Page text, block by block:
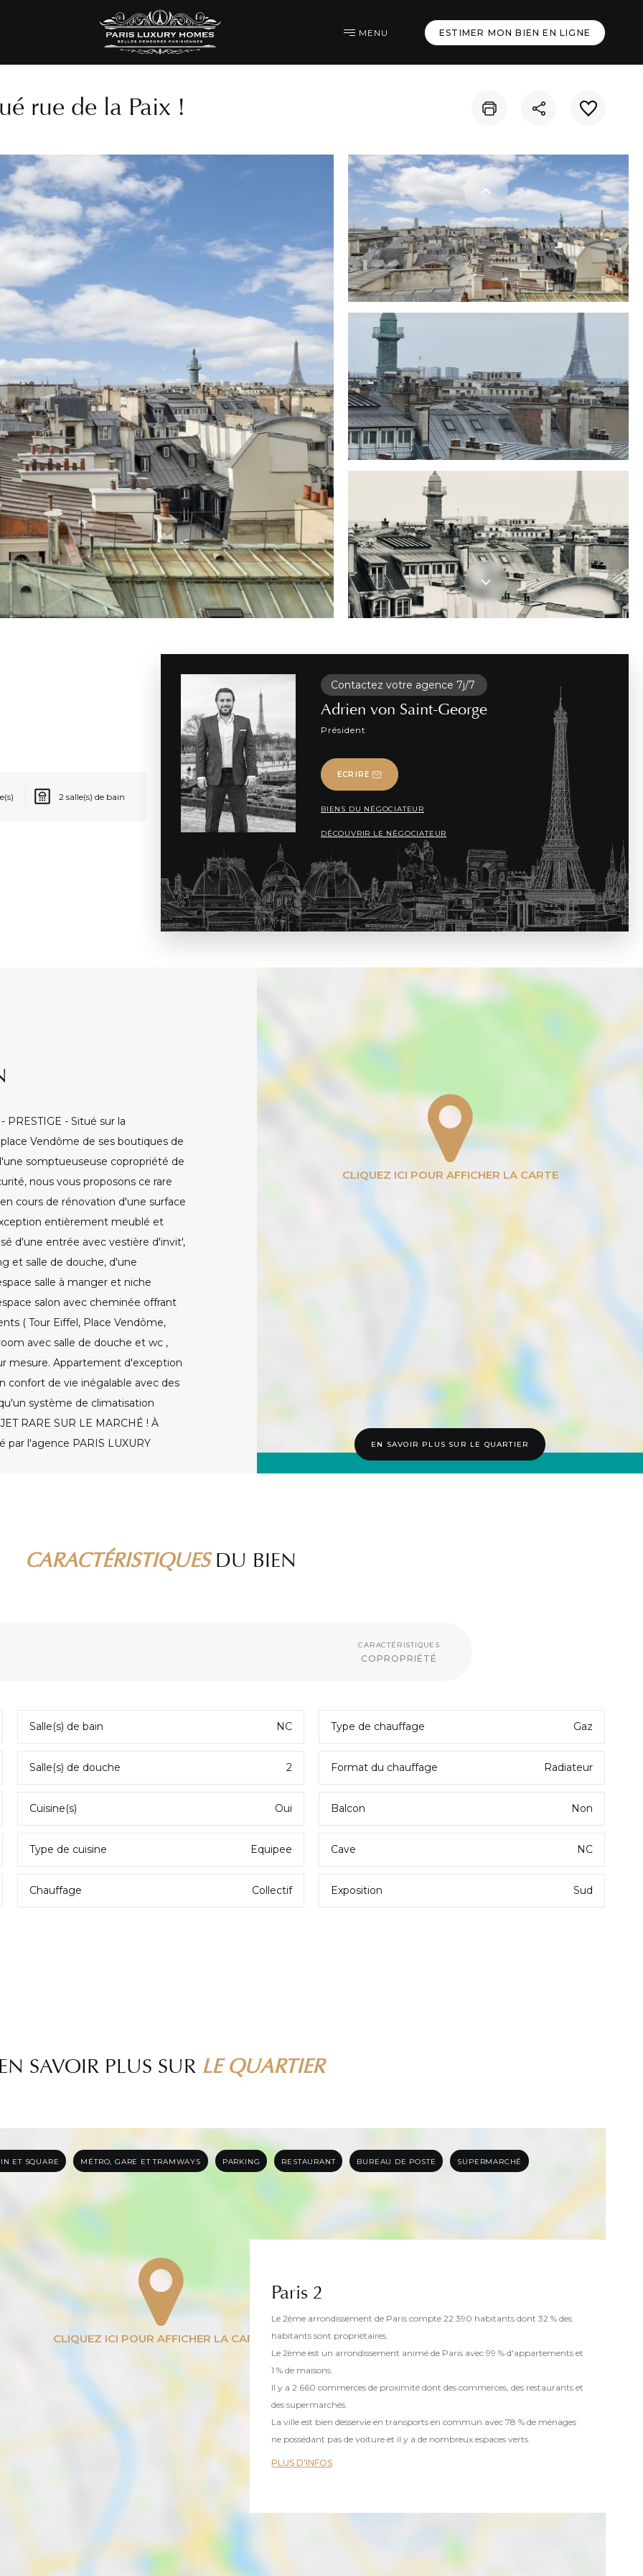
LA JOIE DE VIVRE À PARIS
aménager sa terrasse cet été
ACTUALITÉS IMMOBILIÈRES
Les prix continuent de
ski françaises
raisons d’acheter même avec
MENU ESTIMER MON BIEN EN LIGNE
rue de la Paix !
2 salle(s) de bain
Contactez votre agence 7j/7
Adrien von Saint-George
Président
ECRIRE
BIENS DU NÉGOCIATEUR
DÉCOUVRIR LE NÉGOCIATEUR
PRESTIGE - Situé sur la
Vendôme de ses boutiques de
somptueuseuse copropriété de
nous vous proposons ce rare
cours de rénovation d'une surface
entièrement meublé et
d'une entrée avec vestière d'invit',
et salle de douche, d'une
salle à manger et niche
salon avec cheminée offrant
( Tour Eiffel, Place Vendôme,
avec salle de douche et wc ,
mesure. Appartement d'exception
confort de vie inégalable avec des
système de climatisation
RARE SUR LE MARCHÉ ! À
par l'agence PARIS LUXURY
EN SAVOIR PLUS SUR LE QUARTIER
CARACTÉRISTIQUESDU BIEN
CARACTÉRISTIQUES
COPROPRIÉTÉ
Salle(s) de bain NC
Salle(s) de douche 2
Cuisine(s) Oui
Type de cuisine Equipee
Chauffage Collectif
Type de chauffage Gaz
Format du chauffage Radiateur
Balcon Non
Cave NC
Exposition Sud
EN SAVOIR PLUS SUR LE QUARTIER
ET SQUARE MÉTRO, GARE ET TRAMWAYS PARKING RESTAURANT BUREAU DE POSTE SUPERMARCHÉ
Paris 2
Le 2ème arrondissement de Paris compte 22 390 habitants dont 32 % des
habitants sont propriétaires.
Le 2ème est un arrondissement animé de Paris avec 99 % d'appartements et
1 % de maisons.
Il y a 2 660 commerces de proximité dont des commerces, des restaurants et
des supermarchés.
La ville est bien desservie en transports en commun avec 78 % de ménages
ne possédant pas de voiture et il y a de nombreux espaces verts.
PLUS D'INFOS